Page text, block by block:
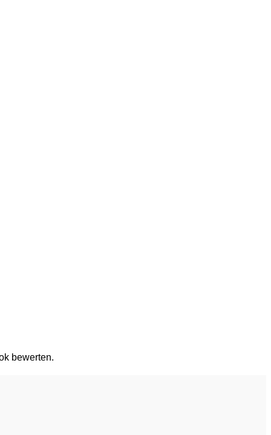
bewerten.